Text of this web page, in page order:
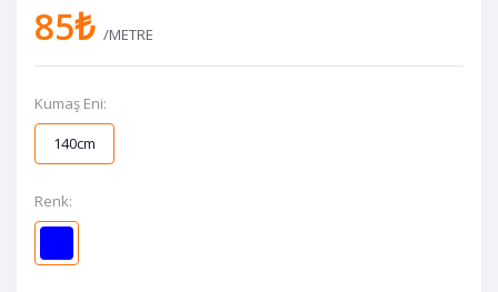
85₺ /METRE
Kumaş Eni:
140cm
Renk: